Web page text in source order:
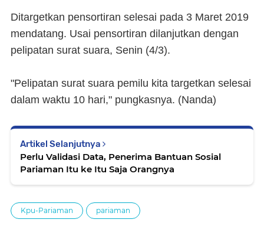
Ditargetkan pensortiran selesai pada 3 Maret 2019
mendatang. Usai pensortiran dilanjutkan dengan
pelipatan surat suara, Senin (4/3).
"Pelipatan surat suara pemilu kita targetkan selesai
dalam waktu 10 hari," pungkasnya. (Nanda)
Artikel Selanjutnya
Perlu Validasi Data, Penerima Bantuan Sosial
Pariaman Itu ke Itu Saja Orangnya
Kpu-Pariaman pariaman